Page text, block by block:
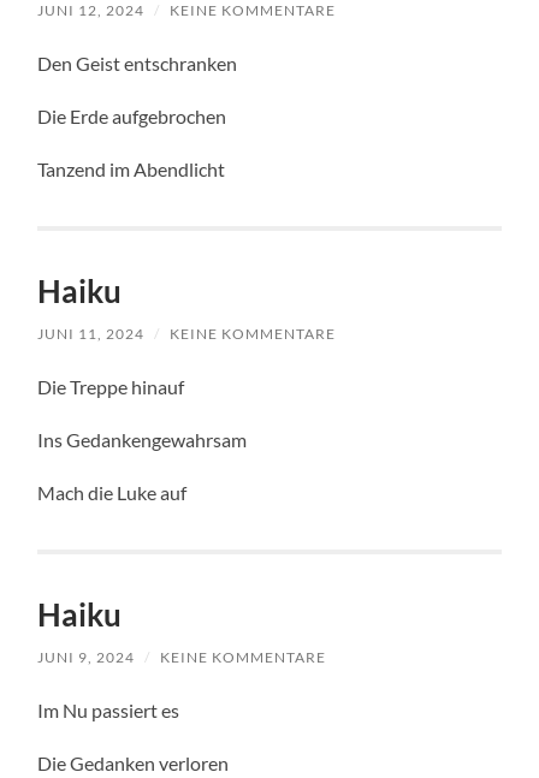
JUNI 12, 2024 / KEINE KOMMENTARE
Den Geist entschranken
Die Erde aufgebrochen
Tanzend im Abendlicht
Haiku
JUNI 11, 2024 / KEINE KOMMENTARE
Die Treppe hinauf
Ins Gedankengewahrsam
Mach die Luke auf
Haiku
JUNI 9, 2024 / KEINE KOMMENTARE
Im Nu passiert es
Die Gedanken verloren